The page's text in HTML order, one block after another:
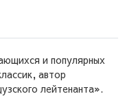
и популярных
автор
лейтенанта».